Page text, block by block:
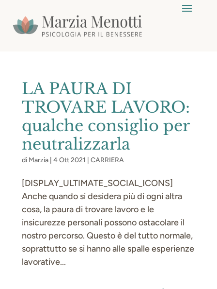
LA PAURA DI
TROVARE LAVORO:
qualche consiglio per
neutralizzarla
di Marzia| 4 Ott 2021 CARRIERA
[DISPLAY_ULTIMATE_SOCIAL_ICONS]
Anche quando si desidera più di ogni altra
cosa, la paura di trovare lavoro e le
insicurezze personali possono ostacolare il
nostro percorso. Questo è del tutto normale,
soprattutto se si hanno alle spalle esperienze
lavorative...